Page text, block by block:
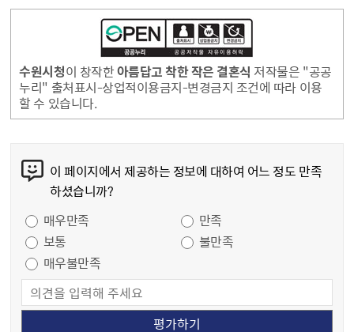
수원시청이 창작한아름답고 착한 작은 결혼식 저작물은 "공공
누리" 출처표시-상업적이용금지-변경금지 조건에 따라 이용
할 수 있습니다.
이 페이지에서 제공하는 정보에 대하여 어느 정도 만족
하셨습니까?
매우만족
만족
보통
불만족
매우불만족